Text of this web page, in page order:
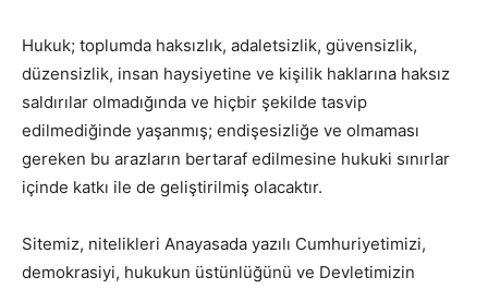
Hukuk; toplumda haksızlık, adaletsizlik, güvensizlik,
düzensizlik, insan haysiyetine ve kişilik haklarına haksız
saldırılar olmadığında ve hiçbir şekilde tasvip
edilmediğinde yaşanmış; endişesizliğe ve olmaması
gereken bu arazların bertaraf edilmesine hukuki sınırlar
içinde katkı ile de geliştirilmiş olacaktır.
Sitemiz, nitelikleri Anayasada yazılı Cumhuriyetimizi,
demokrasiyi, hukukun üstünlüğünü ve Devletimizin